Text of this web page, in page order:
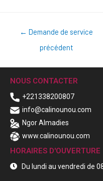
← Demande de service
précédent
NOUS CONTACTER
+221338200807
info@calinounou.com
Ngor Almadies
www.calinounou.com
HORAIRES D'OUVERTURE
Du lundi au vendredi de